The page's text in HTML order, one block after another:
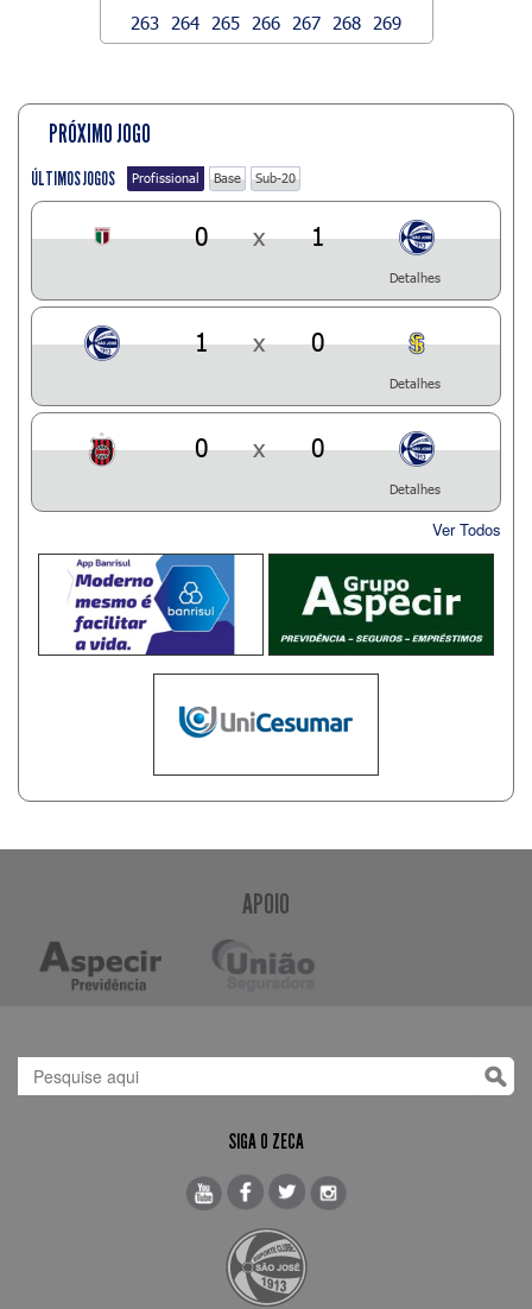
263
264 265 266 267 268 269
PRÓXIMO JOGO
ÚLTIMOS JOGOS Profissional Base Sub-20
0 x 1
Detalhes
1 x 0
Detalhes
0 x 0
Detalhes
Ver Todos
APOIO
SIGA O ZECA